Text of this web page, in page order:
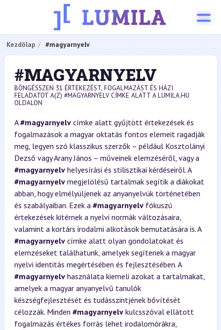
Kezdőlap #magyarnyelv
#MAGYARNYELV
BÖNGÉSSZEN 31 ÉRTEKEZÉST, FOGALMAZÁST ÉS HÁZI
FELADATOT A(Z) #MAGYARNYELV CÍMKE ALATT A LUMILA.HU
OLDALON
A#magyarnyelvcímke alatt gyűjtött értekezések és
fogalmazások a magyar oktatás fontos elemeit ragadják
meg, legyen szó klasszikus szerzők – például Kosztolányi
Dezső vagy Arany János – műveinek elemzéséről, vagy a
#magyarnyelvhelyesírási és stilisztikai kérdéseiről. A
#magyarnyelvmegjelölésű tartalmak segítik a diákokat
abban, hogy elmélyüljenek az anyanyelvük történetében
és szabályaiban. Ezek a #magyarnyelvfókuszú
értekezések kitérnek a nyelvi normák változásaira,
valamint a kortárs irodalmi alkotások bemutatására is. A
#magyarnyelvcímke alatt olyan gondolatokat és
elemzéseket találhatunk, amelyek segítenek a magyar
nyelvi identitás megértésében és fejlesztésében. A
#magyarnyelvhasználata kiemeli azokat a tartalmakat,
amelyek a magyar anyanyelvű tanulók
készségfejlesztését és tudásszintjének bővítését
célozzák. Minden #magyarnyelvkulcsszóval ellátott
fogalmazás értékes forrás lehet irodalomórákra,